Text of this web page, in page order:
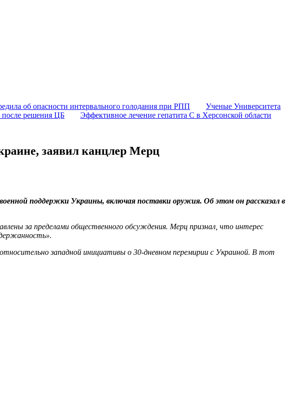
об опасности интервального голодания при РПП
Ученые Университета
после решения ЦБ
Эффективное лечение гепатита C в Херсонской области
заявил канцлер Мерц
поддержки Украины, включая поставки оружия. Об этом он рассказал в
за пределами общественного обсуждения. Мерц признал, что интерес
западной инициативы о 30-дневном перемирии с Украиной. В тот